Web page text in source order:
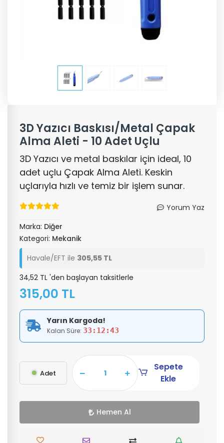
3D Yazıcı Baskısı/Metal Çapak
Alma Aleti - 10 Adet Uçlu
3D Yazıcı ve metal baskılar için ideal, 10
adet uçlu Çapak Alma Aleti. Keskin
uçlarıyla hızlı ve temiz bir işlem sunar.
Yorum Yaz
Marka: Diğer
Kategori: Mekanik
Havale/EFT ile 305,55 TL
34,52 TL 'den başlayan taksitlerle
315,00 TL
Yarın Kargoda!
Kalan Süre: 33:12:42
Adet
Sepete
Ekle
Hemen Al